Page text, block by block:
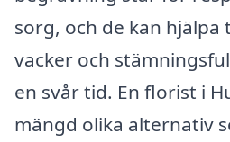
sorg, och de kan hjälpa
vacker och
en svår tid. En florist i
mängd olika alternativ